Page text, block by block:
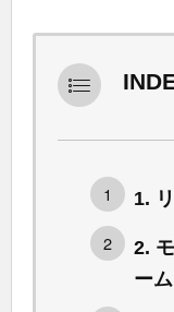
1.
2.
ーム